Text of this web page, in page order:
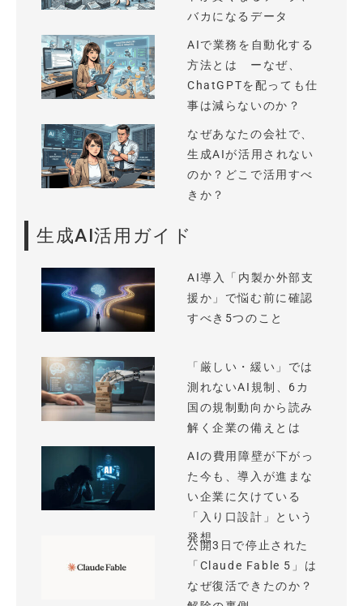
バカになるデータ
AIで業務を自動化する
方法とは ーなぜ、
ChatGPTを配っても仕
事は減らないのか？
なぜあなたの会社で、
生成AIが活用されない
のか？どこで活用すべ
きか？
生成AI活用ガイド
AI導入「内製か外部支
援か」で悩む前に確認
すべき5つのこと
「厳しい・緩い」では
測れないAI規制、6カ
国の規制動向から読み
解く企業の備えとは
AIの費用障壁が下がっ
た今も、導入が進まな
い企業に欠けている
「入り口設計」という
発想
公開3日で停止された
「Claude Fable 5」は
なぜ復活できたのか？